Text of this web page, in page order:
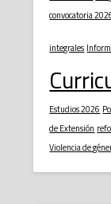
convocatoria
integrales
Estudios 2026
de Extensión
Violencia de